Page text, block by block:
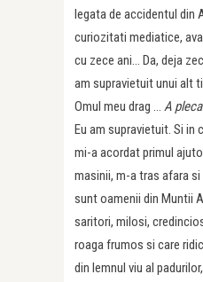
legata de accidentul din
curiozitati mediatice,
cu zece ani… Da, deja
am supravietuit unui alt
Omul meu drag … A
Eu am supravietuit. Si in
mi-a acordat primul
masinii, m-a tras afara
sunt oamenii din Muntii
saritori, milosi,
roaga frumos si care
din lemnul viu al